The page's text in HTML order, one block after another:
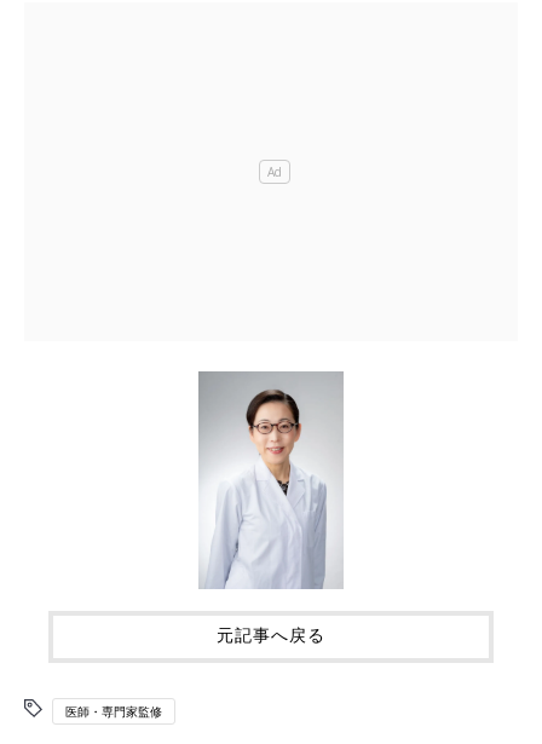
元記事へ戻る
医師・専門家監修